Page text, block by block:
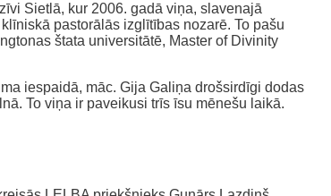
Sietlā, kur 2006. gadā viņa, slavenajā
pastorālās izglītības nozarē. To pašu
štata universitātē, Master of Divinity
iespaidā, māc. Gija Galiņa drošsirdīgi dodas
To viņa ir paveikusi trīs īsu mēnešu laikā.